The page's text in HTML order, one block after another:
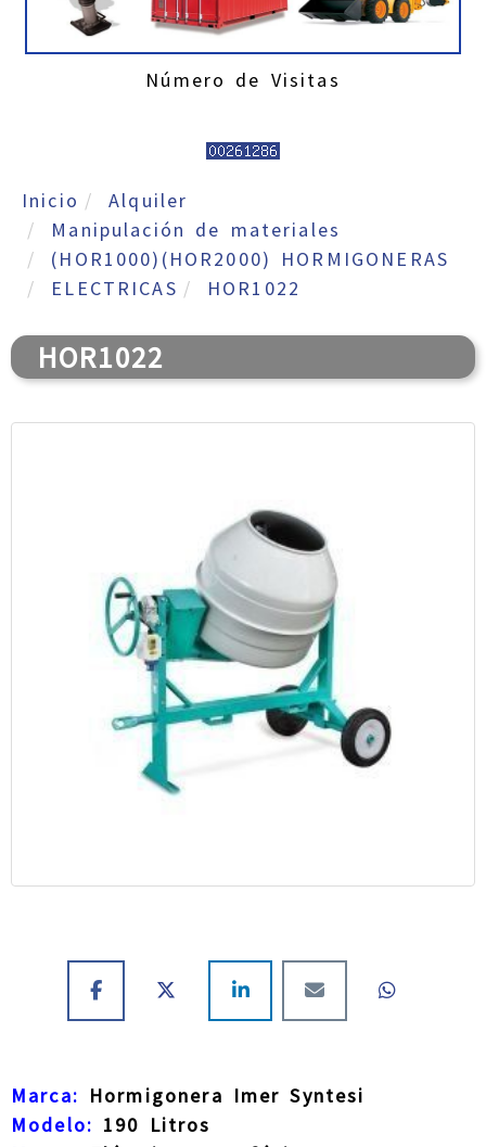
Número de Visitas
Inicio
Alquiler
Manipulación de materiales
(HOR1000)(HOR2000) HORMIGONERAS
ELECTRICAS
HOR1022
HOR1022
Marca: Hormigonera Imer Syntesi
Modelo: 190 Litros